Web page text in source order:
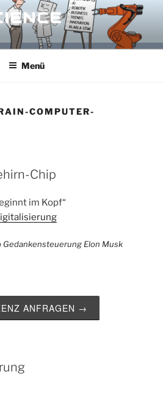
Menü
COMPUTER-
Chip
im Kopf“
ANFRAGEN →